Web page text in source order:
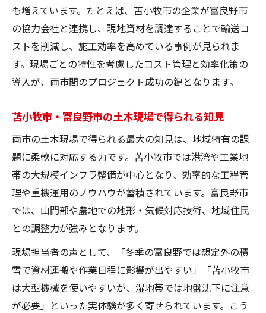
も増えています。たとえば、苫小牧市の企業が富良野市
の協力会社と連携し、現地資材を調達することで輸送コ
ストを削減し、施工効率を高めている事例が見られま
す。現場ごとの特性を考慮したコスト管理と効率化策の
導入が、両市間のプロジェクト成功の鍵となります。
苫小牧市・富良野市の土木現場で得られる知見
両市の土木現場で得られる最大の知見は、地域特有の課
題に柔軟に対応する力です。苫小牧市では港湾や工業地
帯の大規模インフラ整備が中心となり、効率的な工程管
理や重機運用のノウハウが蓄積されています。富良野市
では、山間部や農地での地形・気候対応技術、地域住民
との調整力が強みとなります。
現場担当者の声として、「冬季の富良野では想定外の積
雪で資材運搬や作業日程に影響が出やすい」「苫小牧市
は大型機械を使いやすいが、湿地帯では地盤沈下に注意
が必要」といった実体験が多く寄せられています。こう